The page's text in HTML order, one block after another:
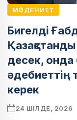
МӘДЕНИЕТ
Бигелді
десек, онда
әдебиеттің
керек
24 ШІЛДЕ, 2026